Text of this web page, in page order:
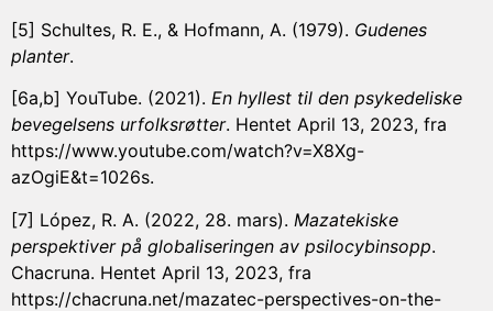
[5] Schultes, R. E., & Hofmann, A. (1979). Gudenes
planter.
[6a,b] YouTube. (2021). En hyllest til den psykedeliske
bevegelsens urfolksrøtter. Hentet April 13, 2023, fra
https://www.youtube.com/watch?v=X8Xg-
azOgiE&t=1026s.
[7] López, R. A. (2022, 28. mars). Mazatekiske
perspektiver på globaliseringen av psilocybinsopp.
Chacruna. Hentet April 13, 2023, fra
https://chacruna.net/mazatec-perspectives-on-the-